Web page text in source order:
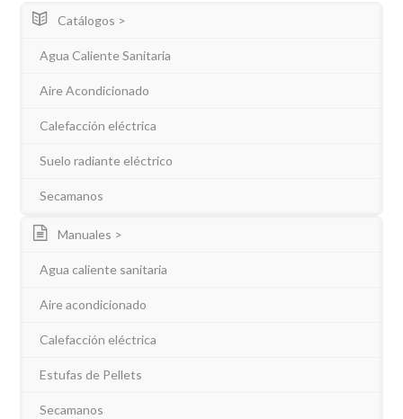
Catálogos >
Agua Caliente Sanitaria
Aire Acondicionado
Calefacción eléctrica
Suelo radiante eléctrico
Secamanos
Manuales >
Agua caliente sanitaria
Aire acondicionado
Calefacción eléctrica
Estufas de Pellets
Secamanos